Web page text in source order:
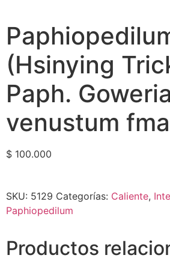
(Hsinying
Paph.
venustum
$ 100.000
SKU: 5129 Categorías: Caliente,
Paphiopedilum
Productos